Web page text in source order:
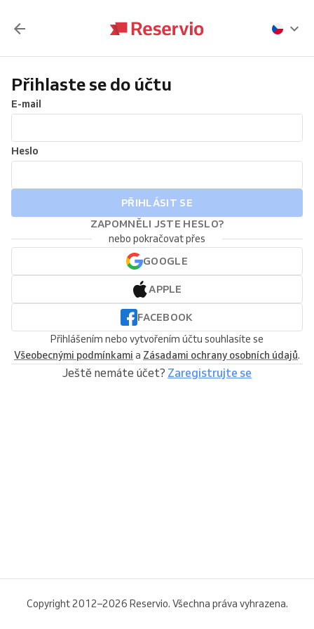
Přihlaste se do účtu
E-mail
Heslo
PŘIHLÁSIT SE
ZAPOMNĚLI JSTE HESLO?
nebo pokračovat přes
GOOGLE
APPLE
FACEBOOK
Přihlášením nebo vytvořením účtu souhlasíte se
Všeobecnými podmínkami a Zásadami ochrany osobních údajů.
Ještě nemáte účet? Zaregistrujte se
Copyright 2012–2026 Reservio. Všechna práva vyhrazena.